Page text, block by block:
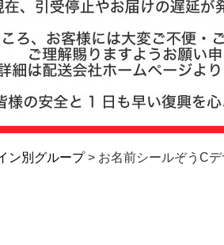
ン別グループ お名前シールぞうCデ